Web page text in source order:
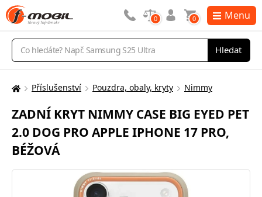
Vyhledávání
Hledat
0 0 Menu
Zde
nacházíte:
Příslušenství Pouzdra, obaly, kryty Nimmy
ZADNÍ KRYT NIMMY CASE BIG EYED PET
2.0 DOG PRO APPLE IPHONE 17 PRO,
BÉŽOVÁ